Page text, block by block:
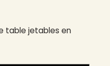
table jetables en